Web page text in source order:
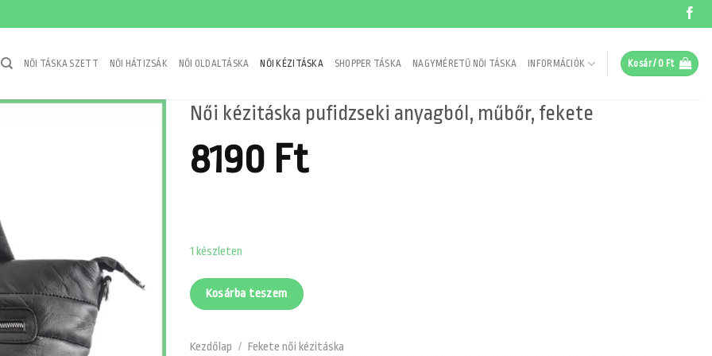
NŐI TÁSKA SZETT NŐI HÁTIZSÁK NŐI OLDALTÁSKA NŐI KÉZITÁSKA SHOPPER TÁSKA NAGYMÉRETŰ NŐI TÁSKA INFORMÁCIÓK Kosár / 0 Ft
Női kézitáska pufidzseki anyagból, műbőr, fekete
8190 Ft
1 készleten
Kosárba teszem
Kezdőlap / Fekete női kézitáska